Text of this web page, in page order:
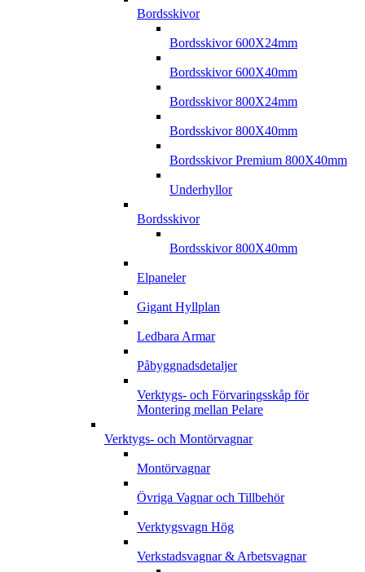
Bordsskivor
Bordsskivor 600X24mm
Bordsskivor 600X40mm
Bordsskivor 800X24mm
Bordsskivor 800X40mm
Bordsskivor Premium 800X40mm
Underhyllor
Bordsskivor
Bordsskivor 800X40mm
Elpaneler
Gigant Hyllplan
Ledbara Armar
Påbyggnadsdetaljer
Verktygs- och Förvaringsskåp för
Montering mellan Pelare
Verktygs- och Montörvagnar
Montörvagnar
Övriga Vagnar och Tillbehör
Verktygsvagn Hög
Verkstadsvagnar & Arbetsvagnar